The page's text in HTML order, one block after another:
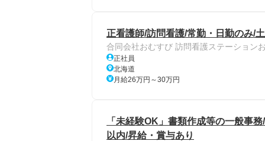
正看護師/訪問看護/常勤・日勤のみ/
合同会社おむすび 訪問看護ステーション
正社員
北海道
月給26万円～30万円
「未経験OK」書類作成等の一般事
以内/昇給・賞与あり